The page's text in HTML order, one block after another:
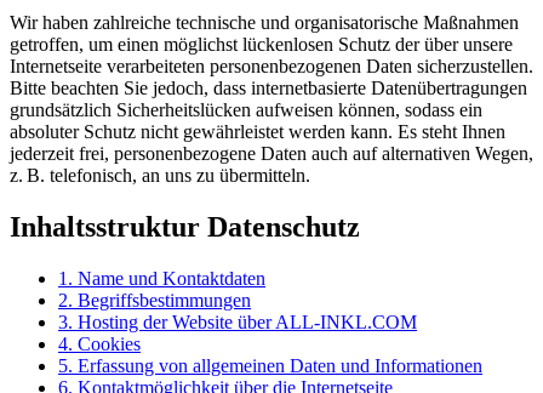
Wir haben zahlreiche technische und organisatorische Maßnahmen
getroffen, um einen möglichst lückenlosen Schutz der über unsere
Internetseite verarbeiteten personenbezogenen Daten sicherzustellen.
Bitte beachten Sie jedoch, dass internetbasierte Datenübertragungen
grundsätzlich Sicherheitslücken aufweisen können, sodass ein
absoluter Schutz nicht gewährleistet werden kann. Es steht Ihnen
jederzeit frei, personenbezogene Daten auch auf alternativen Wegen,
z. B. telefonisch, an uns zu übermitteln.
Inhaltsstruktur Datenschutz
1. Name und Kontaktdaten
2. Begriffsbestimmungen
3. Hosting der Website über ALL-INKL.COM
4. Cookies
5. Erfassung von allgemeinen Daten und Informationen
6. Kontaktmöglichkeit über die Internetseite